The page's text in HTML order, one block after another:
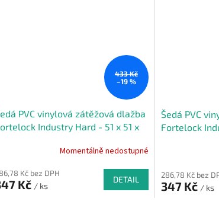
433 Kč
–19 %
PVC vinylová zátěžová dlažba
Industry Hard - 51 x 51 x
Momentálně nedostupné
Kč bez DPH
Kč / ks
DETAIL
Šedá PVC
Fortelock
286,78 Kč bez
347 Kč / ks